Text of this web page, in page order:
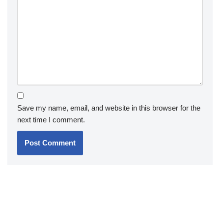
Save my name, email, and website in this browser for the
next time I comment.